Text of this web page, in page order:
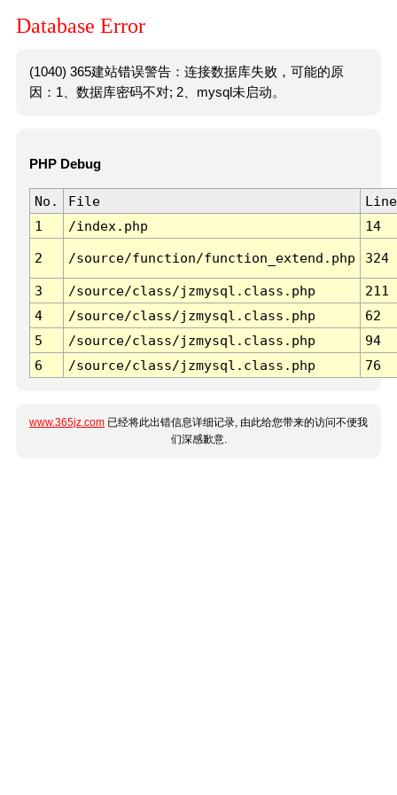
Database Error
(1040) 365建站错误警告：连接数据库失败，可能的原
因：1、数据库密码不对; 2、mysql未启动。
PHP Debug
No. File
Line
1
/index.php 14
2 /source/function/function_extend.php 324
3 /source/class/jzmysql.class.php
211
4
/source/class/jzmysql.class.php
62
5
/source/class/jzmysql.class.php
94
6
/source/class/jzmysql.class.php 76
www.365jz.com 已经将此出错信息详细记录, 由此给您带来的访问不便我
们深感歉意.